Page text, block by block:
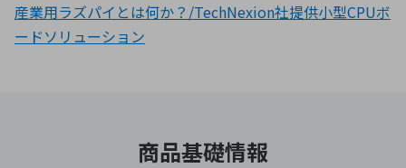
産業用ラズパイとは何か？/TechNexion社提供小型CPUボ
ードソリューション
商品基礎情報